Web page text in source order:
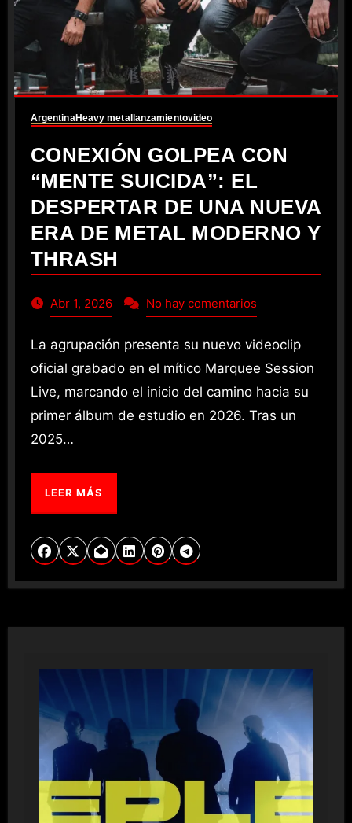
ArgentinaHeavy metal lanzamientovideo
CONEXIÓN GOLPEA CON
“MENTE SUICIDA”: EL
DESPERTAR DE UNA NUEVA
ERA DE METAL MODERNO Y
THRASH
Abr 1, 2026 No hay comentarios
La agrupación presenta su nuevo videoclip
oficial grabado en el mítico Marquee Session
Live, marcando el inicio del camino hacia su
primer álbum de estudio en 2026. Tras un
2025…
LEER MÁS